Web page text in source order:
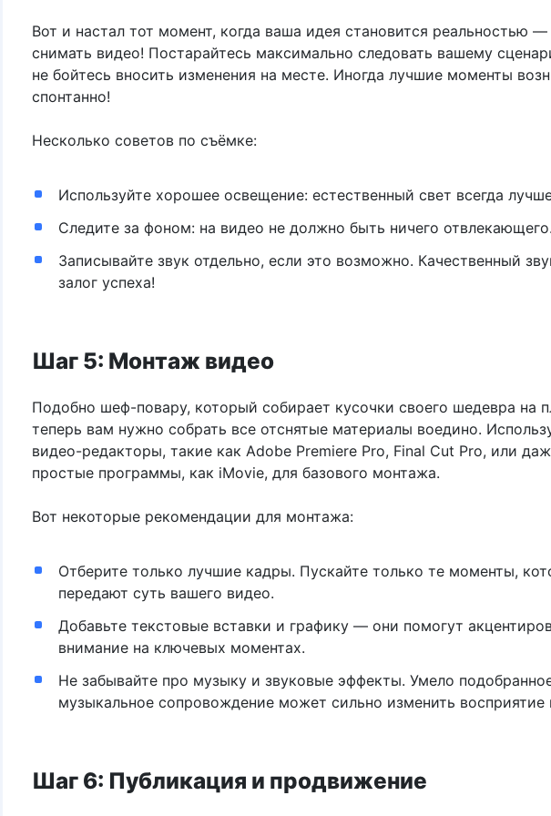
Вот и настал тот момент, когда ваша идея становится реальностью
снимать видео! Постарайтесь максимально следовать вашему
не бойтесь вносить изменения на месте. Иногда лучшие моменты
спонтанно!
Несколько советов по съёмке:
Используйте хорошее освещение: естественный свет всегда
Следите за фоном: на видео не должно быть ничего
Записывайте звук отдельно, если это возможно. Качественный
залог успеха!
Шаг 5: Монтаж видео
Подобно шеф-повару, который собирает кусочки своего шедевра на
теперь вам нужно собрать все отснятые материалы воедино.
видео-редакторы, такие как Adobe Premiere Pro, Final Cut Pro, или
простые программы, как iMovie, для базового монтажа.
Вот некоторые рекомендации для монтажа:
Отберите только лучшие кадры. Пускайте только те моменты,
передают суть вашего видео.
Добавьте текстовые вставки и графику — они помогут
внимание на ключевых моментах.
Не забывайте про музыку и звуковые эффекты. Умело
музыкальное сопровождение может сильно изменить восприятие
Шаг 6: Публикация и продвижение